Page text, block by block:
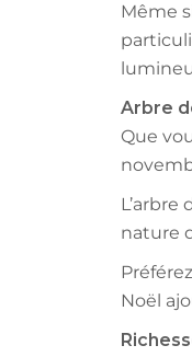
Même
Arbre
Que
nature
Noël